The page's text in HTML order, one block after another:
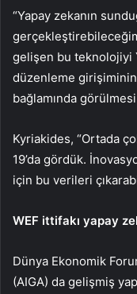
“Yapay zekanın
gelişen bu teknolojiyi
düzenleme
bağlamında
Kyriakides, “Ortada
19’da gördük.
için bu verileri
WEF ittifakı yapay
Dünya Ekonomik
(AIGA) da gelişmiş